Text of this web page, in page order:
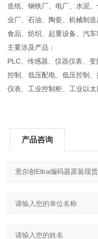
造纸、钢铁厂、电厂、水泥
业厂、石油、陶瓷、机械制
食品、纺织、起重设备、汽车
主要涉及产品：
PLC、传感器、仪器仪表、
控制、低压配电、低压控制
仪表、工业控制柜、工业以
产品咨询